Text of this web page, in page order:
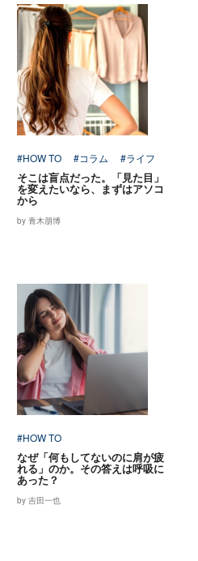
#HOW TO #コラム #ライフ
そこは盲点だった。「見た目」
を変えたいなら、まずはアソコ
から
by 青木朋博
#HOW TO
なぜ「何もしてないのに肩が疲
れる」のか。その答えは呼吸に
あった？
by 吉田一也